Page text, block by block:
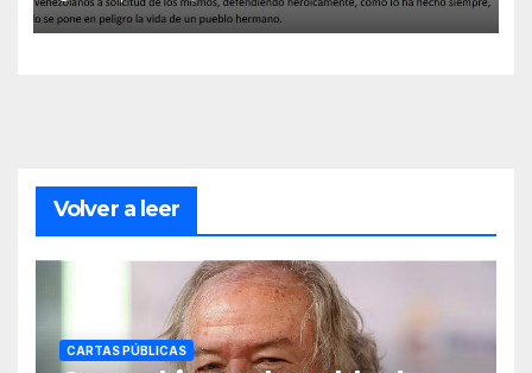
solidario y los principios de la
revolución cubana
Volver a leer
CARTAS PÚBLICAS